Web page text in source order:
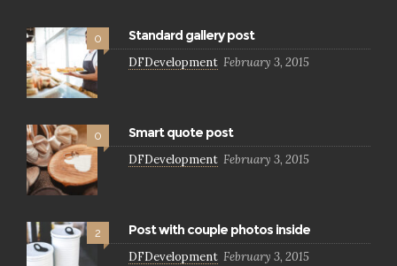
0 Standard gallery post
DFDevelopment February 3, 2015
0 Smart quote post
DFDevelopment February 3, 2015
2 Post with couple photos inside
DFDevelopment February 3, 2015